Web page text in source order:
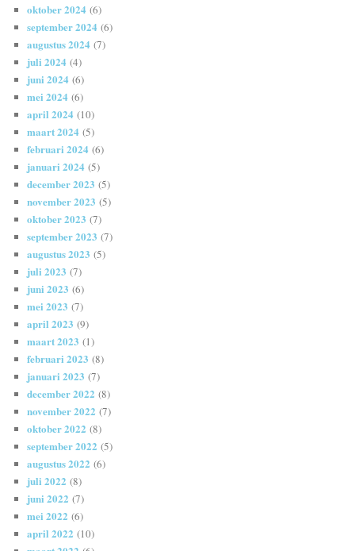
oktober 2024 (6)
september 2024 (6)
augustus 2024 (7)
juli 2024 (4)
juni 2024 (6)
mei 2024 (6)
april 2024 (10)
maart 2024 (5)
februari 2024 (6)
januari 2024 (5)
december 2023 (5)
november 2023 (5)
oktober 2023 (7)
september 2023 (7)
augustus 2023 (5)
juli 2023 (7)
juni 2023 (6)
mei 2023 (7)
april 2023 (9)
maart 2023 (1)
februari 2023 (8)
januari 2023 (7)
december 2022 (8)
november 2022 (7)
oktober 2022 (8)
september 2022 (5)
augustus 2022 (6)
juli 2022 (8)
juni 2022 (7)
mei 2022 (6)
april 2022 (10)